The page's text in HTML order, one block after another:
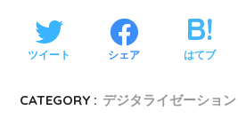
ツイート シェア はてブ
CATEGORY : デジタライゼーション